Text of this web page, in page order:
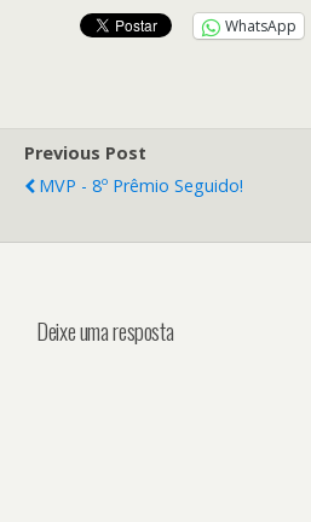
WhatsApp
Previous Post
MVP - 8º Prêmio Seguido!
Deixe uma resposta